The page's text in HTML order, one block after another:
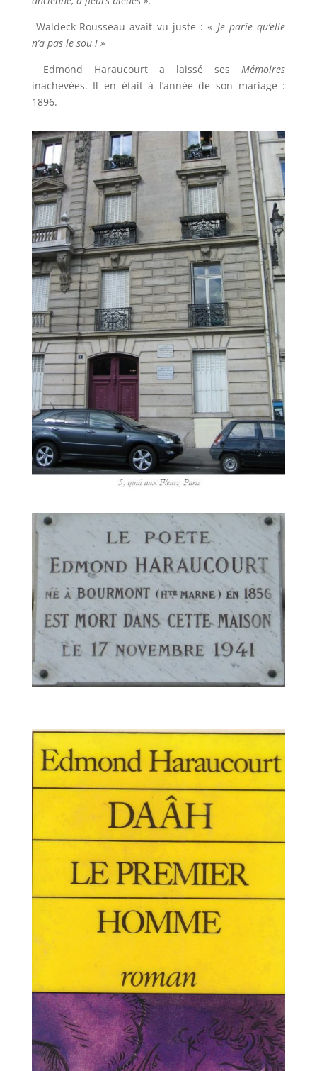
Waldeck-Rousseau avait vu juste : « Je parie qu’elle
n’a pas le sou ! »
Edmond Haraucourt a laissé sesMémoires
inachevées. Il en était à l’année de son mariage :
1896.